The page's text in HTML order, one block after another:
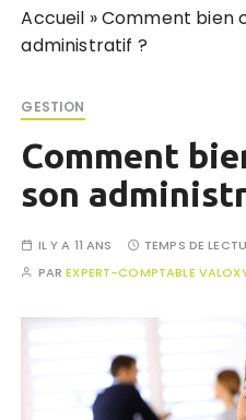
Accueil »Comment bien
administratif ?
GESTION
Comment
son
IL Y A 11 ANS TEMPS DE
PAREXPERT-COMPTABLE